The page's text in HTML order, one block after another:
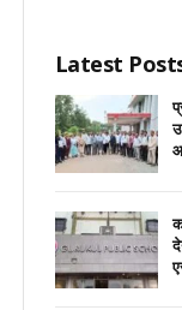
Latest